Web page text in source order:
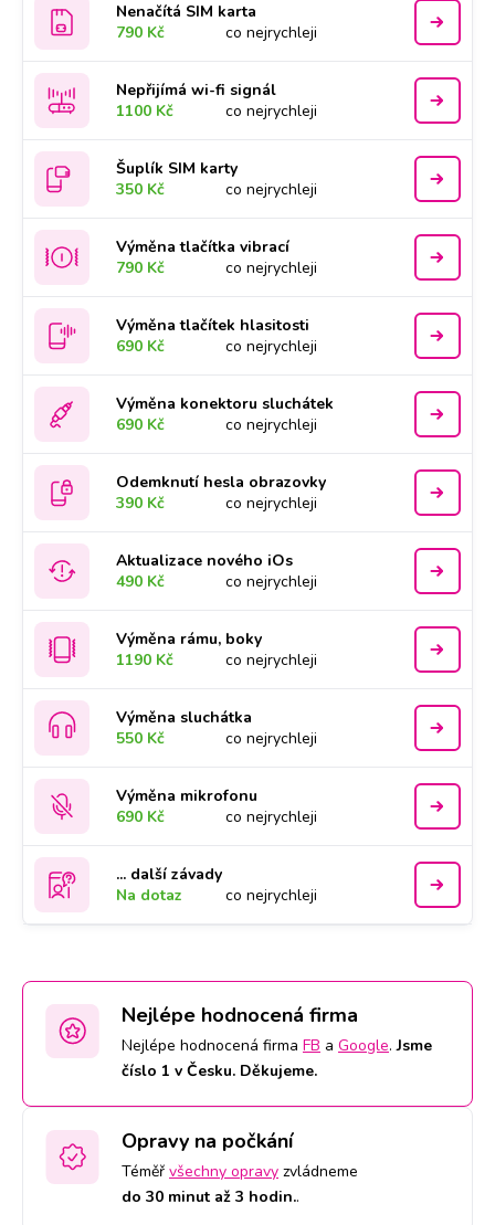
Nenačítá SIM karta
790 Kč
co nejrychleji
Nepřijímá wi-fi signál
1100 Kč
co nejrychleji
Šuplík SIM karty
350 Kč
co nejrychleji
Výměna tlačítka vibrací
790 Kč
co nejrychleji
Výměna tlačítek hlasitosti
690 Kč
co nejrychleji
Výměna konektoru sluchátek
690 Kč
co nejrychleji
Odemknutí hesla obrazovky
390 Kč
co nejrychleji
Aktualizace nového iOs
490 Kč
co nejrychleji
Výměna rámu, boky
1190 Kč
co nejrychleji
Výměna sluchátka
550 Kč
co nejrychleji
Výměna mikrofonu
690 Kč
co nejrychleji
... další závady
Na dotaz
co nejrychleji
Nejlépe hodnocená firma
Nejlépe hodnocená firma FB a Google.Jsme
číslo 1 v Česku. Děkujeme.
Opravy na počkání
Téměř všechny opravy zvládneme
do 30 minut až 3 hodin..